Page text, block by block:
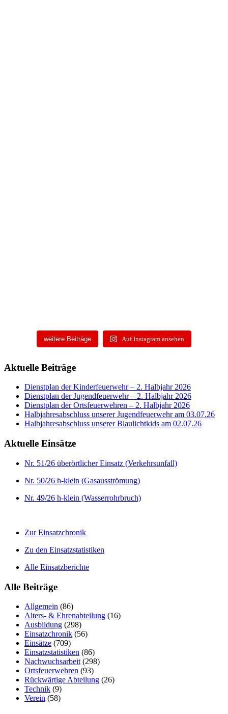
weitere Beiträge Auf Instagram ansehen
Aktuelle Beiträge
Dienstplan der Kinderfeuerwehr – 2. Halbjahr 2026
Dienstplan der Jugendfeuerwehr – 2. Halbjahr 2026
Dienstplan der Ortsfeuerwehren – 2. Halbjahr 2026
Halbjahresabschluss unserer Jugendfeuerwehr am 03.07.26
Halbjahresabschluss unserer Blaulichtkids am 02.07.26
Aktuelle Einsätze
Nr. 51/26 überörtlicher Einsatz (Verkehrsunfall)
Nr. 50/26 h-klein (Gasausströmung)
Nr. 49/26 h-klein (Wasserrohrbruch)
Zur Einsatzchronik
Zu den Einsatzstatistiken
Alle Einsatzberichte
Alle Beiträge
Allgemein (86)
Alters- & Ehrenabteilung (16)
Ausbildung (298)
Einsatzchronik (56)
Einsätze (709)
Einsatzstatistiken (86)
Nachwuchsarbeit (298)
Ortsfeuerwehren (93)
Rückwärtige Abteilung (26)
Technik (9)
Verein (58)